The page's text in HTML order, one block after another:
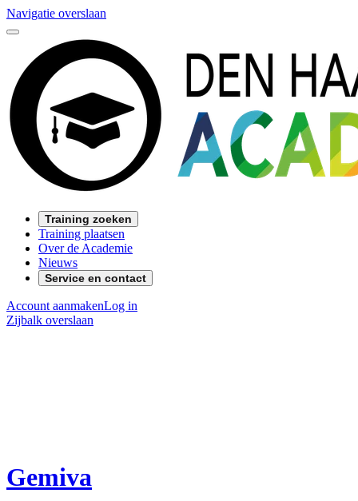
Navigatie overslaan
Training zoeken
Training plaatsen
Over de Academie
Nieuws
Service en contact
Account aanmakenLog in
Zijbalk overslaan
Gemiva